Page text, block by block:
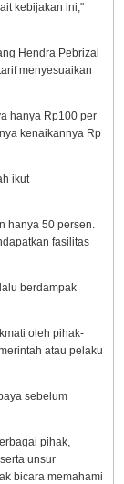
kebijakan ini,"
Hendra Pebrizal
menyesuaikan
hanya Rp100 per
kenaikannya Rp
ikut
hanya 50 persen.
fasilitas
berdampak
oleh pihak-
atau pelaku
sebelum
pihak,
unsur
bicara memahami